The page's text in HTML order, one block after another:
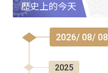
歷史上的今天
2026/ 08/ 08
2025